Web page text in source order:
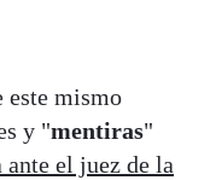
este mismo
y "mentiras"
el juez de la